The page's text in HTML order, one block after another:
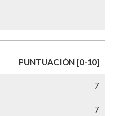
PUNTUACIÓN [0-10]
7
7